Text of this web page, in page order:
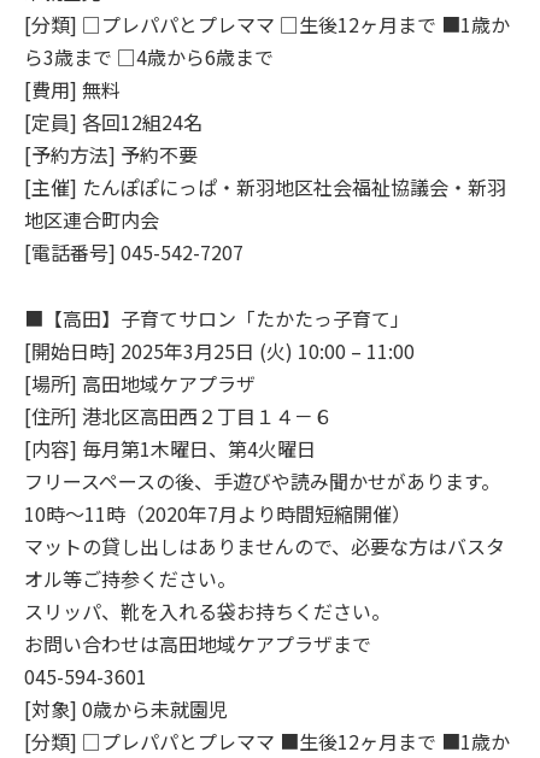
[分類] □プレパパとプレママ □生後12ヶ月まで ■1歳か
ら3歳まで □4歳から6歳まで
[費用] 無料
[定員] 各回12組24名
[予約方法] 予約不要
[主催] たんぽぽにっぱ・新羽地区社会福祉協議会・新羽
地区連合町内会
[電話番号] 045-542-7207
■【高田】子育てサロン「たかたっ子育て」
[開始日時] 2025年3月25日 (火) 10:00 – 11:00
[場所] 高田地域ケアプラザ
[住所] 港北区高田西２丁目１４－６
[内容] 毎月第1木曜日、第4火曜日
フリースペースの後、手遊びや読み聞かせがあります。
10時～11時（2020年7月より時間短縮開催）
マットの貸し出しはありませんので、必要な方はバスタ
オル等ご持参ください。
スリッパ、靴を入れる袋お持ちください。
お問い合わせは高田地域ケアプラザまで
045-594-3601
[対象] 0歳から未就園児
[分類] □プレパパとプレママ ■生後12ヶ月まで ■1歳か